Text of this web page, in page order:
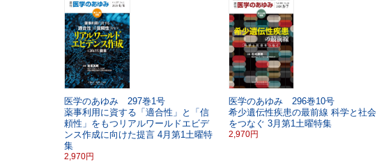
医学のあゆみ 297巻1号
薬事利用に資する「適合性」と「信
頼性」をもつリアルワールドエビデ
ンス作成に向けた提言 4月第1土曜特
集
2,970円
医学のあゆみ 296巻10号
希少遺伝性疾患の最前線 科学と社会
をつなぐ 3月第1土曜特集
2,970円